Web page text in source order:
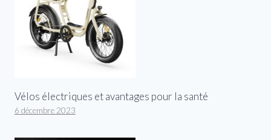
Vélos électriques et avantages pour la santé
6 décembre 2023